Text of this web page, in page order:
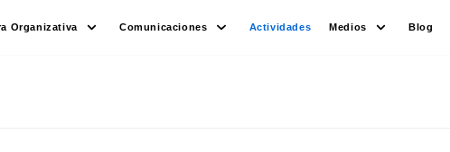
Organizativa Comunicaciones Actividades Medios Blog